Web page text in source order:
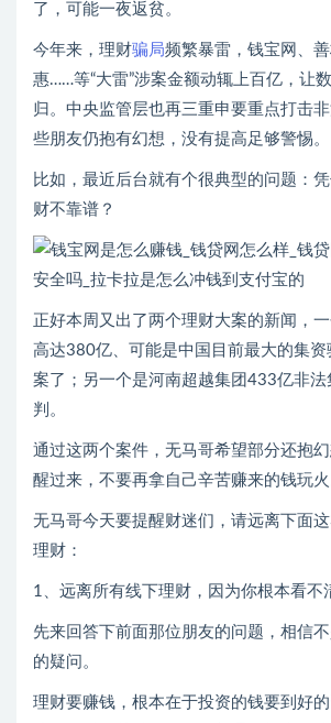
了，可能一夜返贫。
今年来，理财骗局频繁暴雷，钱宝网、
惠……等“大雷”涉案金额动辄上百亿，让
归。中央监管层也再三重申要重点打击
些朋友仍抱有幻想，没有提高足够警惕。
比如，最近后台就有个很典型的问题：
财不靠谱？
正好本周又出了两个理财大案的新闻，
高达380亿、可能是中国目前最大的集
案了；另一个是河南超越集团433亿非法
判。
通过这两个案件，无马哥希望部分还抱
醒过来，不要再拿自己辛苦赚来的钱玩火
无马哥今天要提醒财迷们，请远离下面
理财：
1、远离所有线下理财，因为你根本看不
先来回答下前面那位朋友的问题，相信
的疑问。
理财要赚钱，根本在于投资的钱要到好